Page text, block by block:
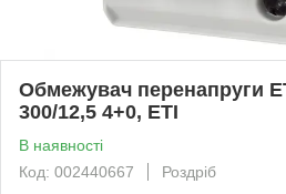
Обмежувач перенапруги
300/12,5 4+0, ETI
В наявності
Код: 002440667
Роздріб